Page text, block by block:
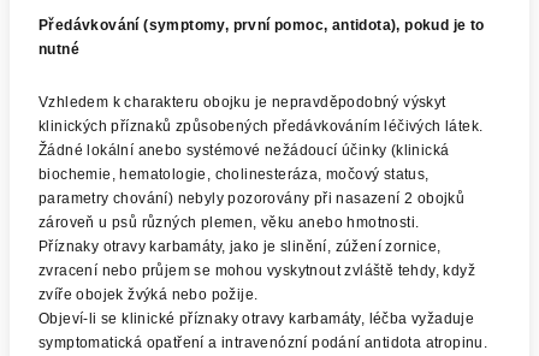
Předávkování (symptomy, první pomoc, antidota), pokud je to
nutné
Vzhledem k charakteru obojku je nepravděpodobný výskyt
klinických příznaků způsobených předávkováním léčivých látek.
Žádné lokální anebo systémové nežádoucí účinky (klinická
biochemie, hematologie, cholinesteráza, močový status,
parametry chování) nebyly pozorovány při nasazení 2 obojků
zároveň u psů různých plemen, věku anebo hmotnosti.
Příznaky otravy karbamáty, jako je slinění, zúžení zornice,
zvracení nebo průjem se mohou vyskytnout zvláště tehdy, když
zvíře obojek žvýká nebo požije.
Objeví-li se klinické příznaky otravy karbamáty, léčba vyžaduje
symptomatická opatření a intravenózní podání antidota atropinu.